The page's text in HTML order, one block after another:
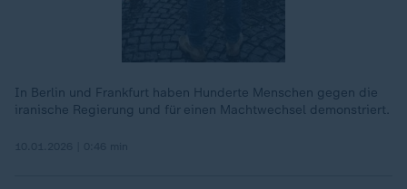
In Berlin und Frankfurt haben Hunderte Menschen gegen die
iranische Regierung und für einen Machtwechsel demonstriert.